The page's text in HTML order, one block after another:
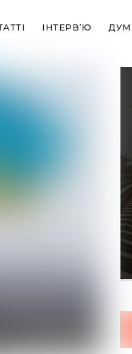
ІНТЕРВ’Ю